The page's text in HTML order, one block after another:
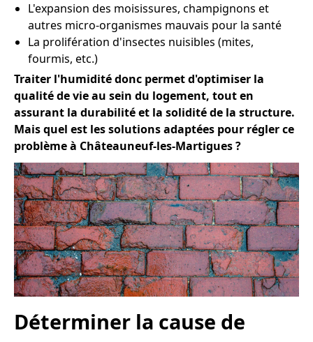
L'expansion des moisissures, champignons et
autres micro-organismes mauvais pour la santé
La prolifération d'insectes nuisibles (mites,
fourmis, etc.)
Traiter l'humidité donc permet d'optimiser la
qualité de vie au sein du logement, tout en
assurant la durabilité et la solidité de la structure.
Mais quel est les solutions adaptées pour régler ce
problème à Châteauneuf-les-Martigues ?
Déterminer la cause de